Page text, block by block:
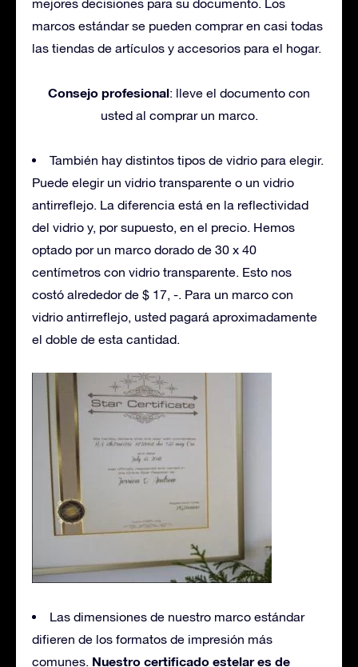
mejores decisiones para su documento. Los
marcos estándar se pueden comprar en casi todas
las tiendas de artículos y accesorios para el hogar.
Consejo profesional: lleve el documento con
usted al comprar un marco.
También hay distintos tipos de vidrio para elegir.
Puede elegir un vidrio transparente o un vidrio
antirreflejo. La diferencia está en la reflectividad
del vidrio y, por supuesto, en el precio. Hemos
optado por un marco dorado de 30 x 40
centímetros con vidrio transparente. Esto nos
costó alrededor de $ 17, -. Para un marco con
vidrio antirreflejo, usted pagará aproximadamente
el doble de esta cantidad.
Las dimensiones de nuestro marco estándar
difieren de los formatos de impresión más
comunes. Nuestro certificado estelar es de